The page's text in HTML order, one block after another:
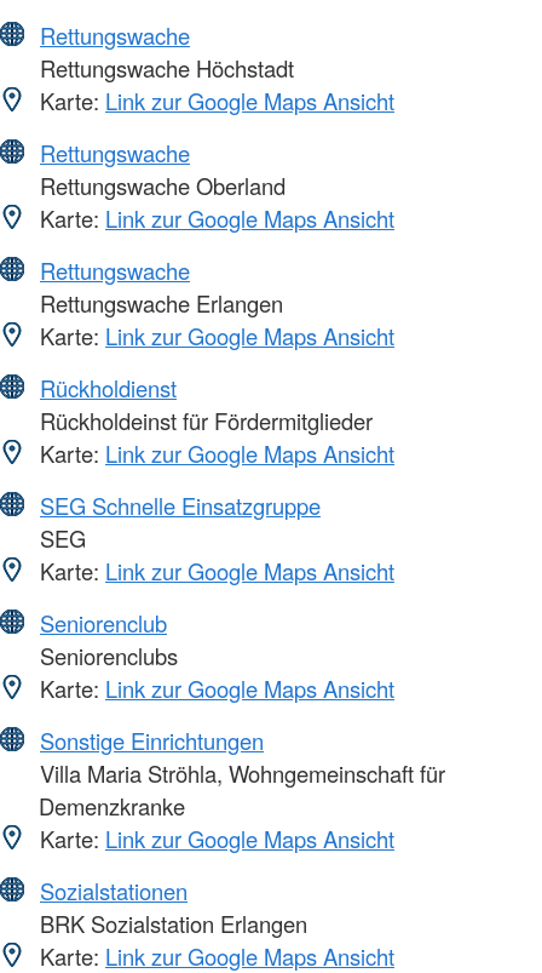
Rettungswache
Rettungswache Höchstadt
Karte: Link zur Google Maps Ansicht
Rettungswache
Rettungswache Oberland
Karte: Link zur Google Maps Ansicht
Rettungswache
Rettungswache Erlangen
Karte: Link zur Google Maps Ansicht
Rückholdienst
Rückholdeinst für Fördermitglieder
Karte: Link zur Google Maps Ansicht
SEG Schnelle Einsatzgruppe
SEG
Karte: Link zur Google Maps Ansicht
Seniorenclub
Seniorenclubs
Karte: Link zur Google Maps Ansicht
Sonstige Einrichtungen
Villa Maria Ströhla, Wohngemeinschaft für
Demenzkranke
Karte: Link zur Google Maps Ansicht
Sozialstationen
BRK Sozialstation Erlangen
Karte: Link zur Google Maps Ansicht